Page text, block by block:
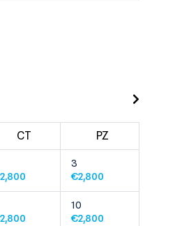
CT PZ
2,800
3
€2,800
2,800
10
€2,800